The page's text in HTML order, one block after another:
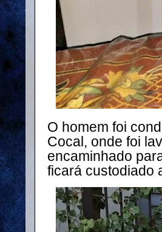
O homem foi
Cocal, onde foi
encaminhado
ficará custodiado